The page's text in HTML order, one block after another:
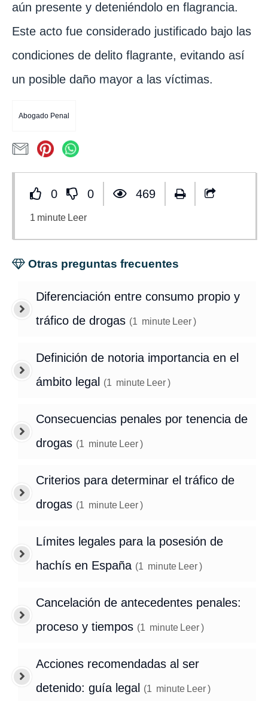
aún presente y deteniéndolo en flagrancia.
Este acto fue considerado justificado bajo las
condiciones de delito flagrante, evitando así
un posible daño mayor a las víctimas.
Abogado Penal
0 0 469
1 minute Leer
Otras preguntas frecuentes
Diferenciación entre consumo propio y
tráfico de drogas (1 minute Leer)
Definición de notoria importancia en el
ámbito legal
(1 minute Leer)
Consecuencias penales por tenencia de
drogas (1 minute Leer)
Criterios para determinar el tráfico de
drogas (1 minute Leer)
Límites legales para la posesión de
hachís en España (1 minute Leer)
Cancelación de antecedentes penales:
proceso y tiempos (1 minute Leer)
Acciones recomendadas al ser
detenido: guía legal
(1 minute Leer)